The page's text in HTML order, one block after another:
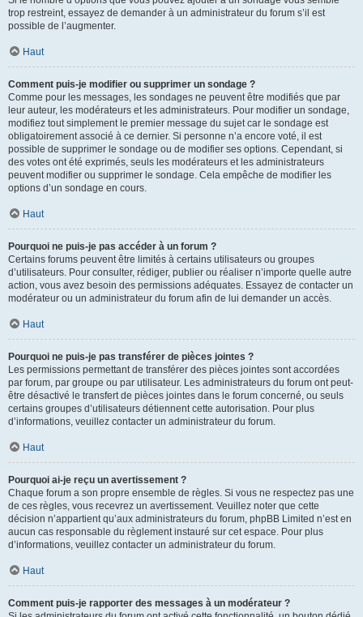
trop restreint, essayez de demander à un administrateur du forum s’il est
possible de l’augmenter.
Haut
Comment puis-je modifier ou supprimer un sondage ?
Comme pour les messages, les sondages ne peuvent être modifiés que par
leur auteur, les modérateurs et les administrateurs. Pour modifier un sondage,
modifiez tout simplement le premier message du sujet car le sondage est
obligatoirement associé à ce dernier. Si personne n’a encore voté, il est
possible de supprimer le sondage ou de modifier ses options. Cependant, si
des votes ont été exprimés, seuls les modérateurs et les administrateurs
peuvent modifier ou supprimer le sondage. Cela empêche de modifier les
options d’un sondage en cours.
Haut
Pourquoi ne puis-je pas accéder à un forum ?
Certains forums peuvent être limités à certains utilisateurs ou groupes
d’utilisateurs. Pour consulter, rédiger, publier ou réaliser n’importe quelle autre
action, vous avez besoin des permissions adéquates. Essayez de contacter un
modérateur ou un administrateur du forum afin de lui demander un accès.
Haut
Pourquoi ne puis-je pas transférer de pièces jointes ?
Les permissions permettant de transférer des pièces jointes sont accordées
par forum, par groupe ou par utilisateur. Les administrateurs du forum ont peut-
être désactivé le transfert de pièces jointes dans le forum concerné, ou seuls
certains groupes d’utilisateurs détiennent cette autorisation. Pour plus
d’informations, veuillez contacter un administrateur du forum.
Haut
Pourquoi ai-je reçu un avertissement ?
Chaque forum a son propre ensemble de règles. Si vous ne respectez pas une
de ces règles, vous recevrez un avertissement. Veuillez noter que cette
décision n’appartient qu’aux administrateurs du forum, phpBB Limited n’est en
aucun cas responsable du règlement instauré sur cet espace. Pour plus
d’informations, veuillez contacter un administrateur du forum.
Haut
Comment puis-je rapporter des messages à un modérateur ?